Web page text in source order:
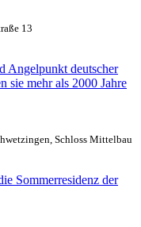
13
Angelpunkt deutscher
sie mehr als 2000 Jahre
Schloss Mittelbau
Sommerresidenz der